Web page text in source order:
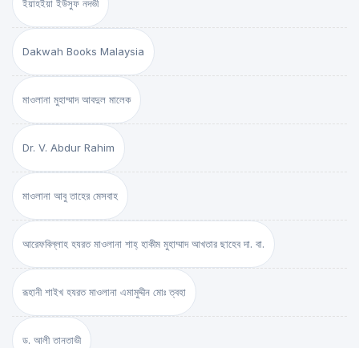
ইয়াহইয়া ইউসুফ নদভী
Dakwah Books Malaysia
মাওলানা মুহাম্মাদ আবদুল মালেক
Dr. V. Abdur Rahim
মাওলানা আবু তাহের মেসবাহ
আরেফবিল্লাহ হযরত মাওলানা শাহ্ হাকীম মুহাম্মাদ আখতার ছাহেব দা. বা.
রূহানী শাইখ হযরত মাওলানা এমামুদ্দীন মোঃ ত্বহা
ড. আলী তানতাভী